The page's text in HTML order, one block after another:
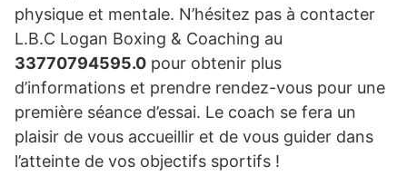
physique et mentale. N’hésitez pas à contacter
L.B.C Logan Boxing & Coaching au
33770794595.0 pour obtenir plus
d’informations et prendre rendez-vous pour une
première séance d’essai. Le coach se fera un
plaisir de vous accueillir et de vous guider dans
l’atteinte de vos objectifs sportifs !